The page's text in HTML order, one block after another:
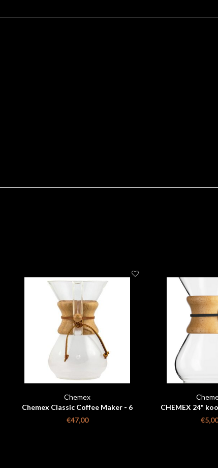
Chemex
Chemex Classic Coffee Maker - 6
cups
€47,00
CHEMEX 24"
€5,00